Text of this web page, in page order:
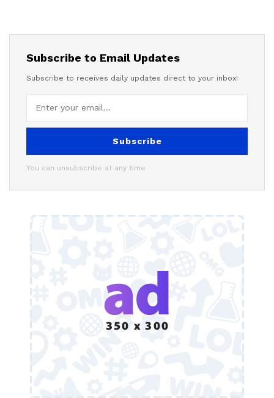
Subscribe to Email Updates
Subscribe to receives daily updates direct to your inbox!
Subscribe
You can unsubscribe at any time